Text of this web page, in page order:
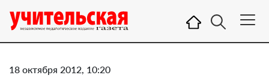
18 октября 2012, 10:20